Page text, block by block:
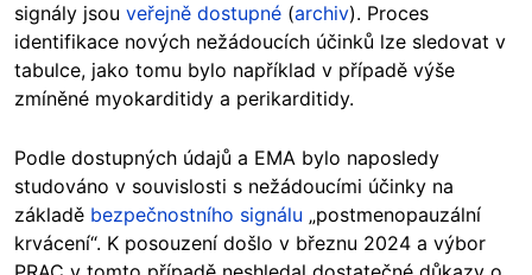
signály jsou veřejně dostupné (archiv). Proces
identifikace nových nežádoucích účinků lze sledovat v
tabulce, jako tomu bylo například v případě výše
zmíněné myokarditidy a perikarditidy.
Podle dostupných údajů a EMA bylo naposledy
studováno v souvislosti s nežádoucími účinky na
základě bezpečnostního signálu „postmenopauzální
krvácení“. K posouzení došlo v březnu 2024 a výbor